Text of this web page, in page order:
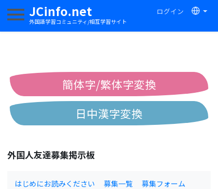
JCinfo.net
外国語学習コミュニティ/相互学習サイト
ログイン
ナビゲーションを切り替える
簡体字/繁体字変換
日中漢字変換
外国人友達募集掲示板
はじめにお読みください 募集一覧
募集フォーム